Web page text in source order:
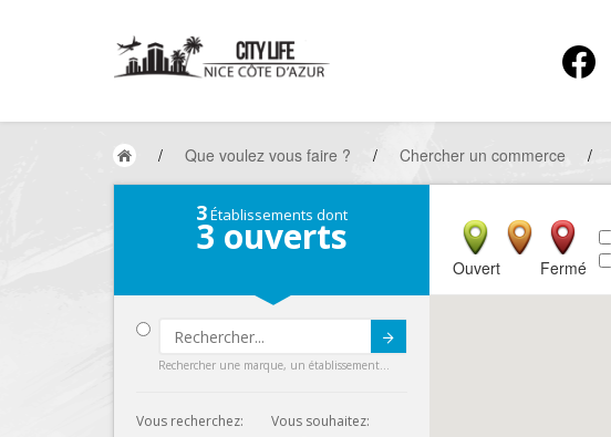
/ Que voulez vous faire ? / Chercher un commerce /
3Établissements dont
3 ouverts
Rechercher une marque, un établissement...
Vous recherchez:
Vous souhaitez:
Ouvert Fermé